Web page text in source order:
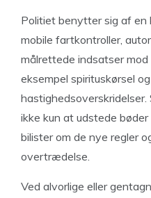
Politiet benytter sig af
mobile fartkontroller,
målrettede indsatser
eksempel spirituskørsel
ikke kun at udstede
bilister om de nye regler
overtrædelse.
Ved alvorlige eller